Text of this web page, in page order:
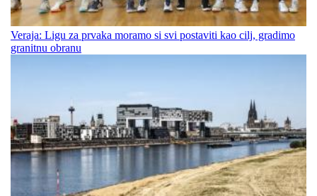
Veraja: Ligu za prvaka moramo si svi postaviti kao cilj, gradimo
granitnu obranu